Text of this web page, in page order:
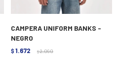
CAMPERA UNIFORM BANKS -
NEGRO
$ 1.672 $ 2.090